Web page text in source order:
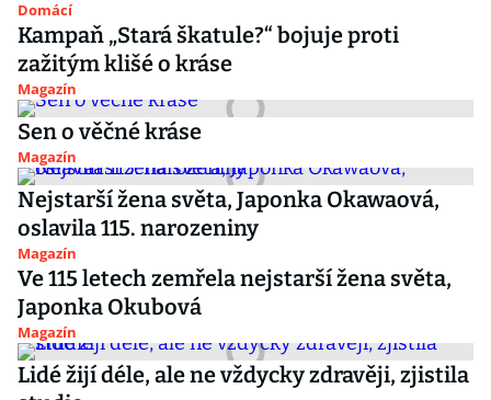
Domácí
Kampaň „Stará škatule?“ bojuje proti
zažitým klišé o kráse
Magazín
Sen o věčné kráse
Magazín
Nejstarší žena světa, Japonka Okawaová,
oslavila 115. narozeniny
Magazín
Ve 115 letech zemřela nejstarší žena světa,
Japonka Okubová
Magazín
Lidé žijí déle, ale ne vždycky zdravěji, zjistila